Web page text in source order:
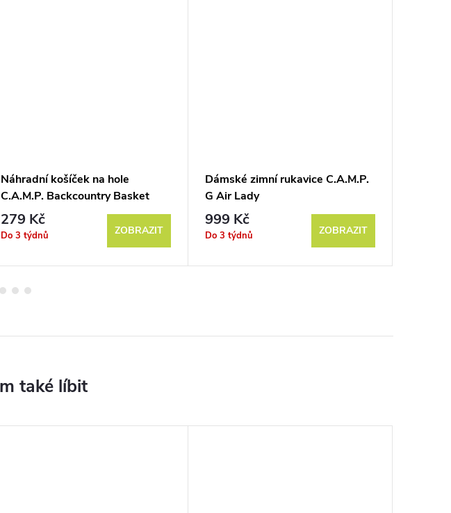
Náhradní košíček na hole
C.A.M.P. Backcountry Basket
279 Kč
Do 3 týdnů ZOBRAZIT
Dámské zimní rukavice C.A.M.P.
G Air Lady
999 Kč
Do 3 týdnů ZOBRAZIT